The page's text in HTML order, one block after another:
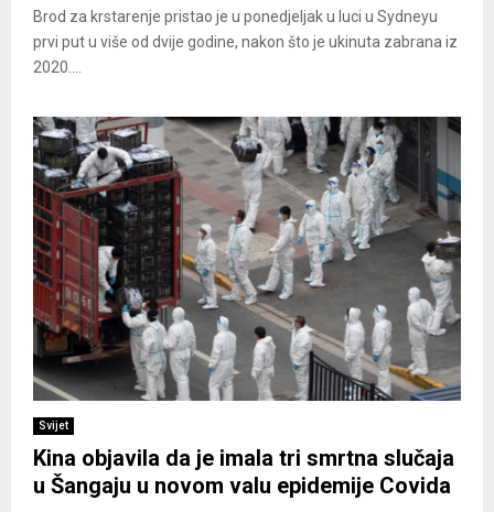
Brod za krstarenje pristao je u ponedjeljak u luci u Sydneyu
prvi put u više od dvije godine, nakon što je ukinuta zabrana iz
2020....
Svijet
Kina objavila da je imala tri smrtna slučaja
u Šangaju u novom valu epidemije Covida